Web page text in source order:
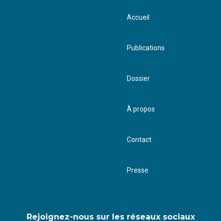
Accueil
Publications
Dossier
À propos
Contact
Presse
Rejoignez-nous sur les réseaux sociaux